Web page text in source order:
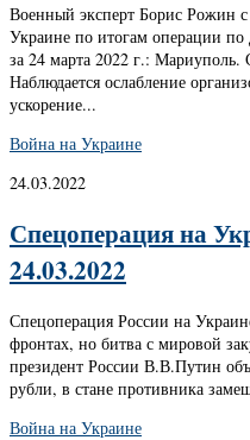
Военный эксперт Борис Рожин с
Украине по итогам операции
за 24 марта 2022 г.: Мариуполь.
Наблюдается ослабление
ускорение...
Война на Украине
24.03.2022
Спецоперация на
24.03.2022
Спецоперация России на
фронтах, но битва с мировой
президент России В.В.Путин
рубли, в стане противника
Война на Украине